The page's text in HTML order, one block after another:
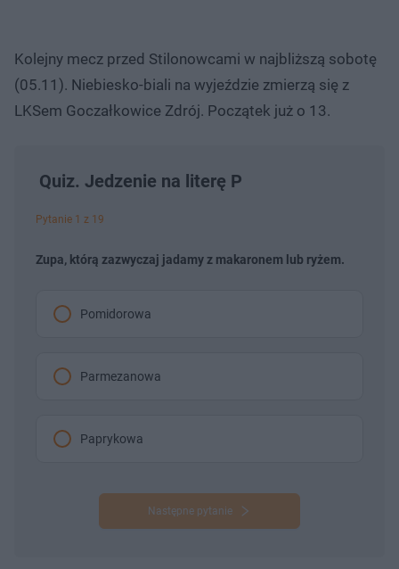
Kolejny mecz przed Stilonowcami w najbliższą sobotę
(05.11). Niebiesko-biali na wyjeździe zmierzą się z
LKSem Goczałkowice Zdrój. Początek już o 13.
Quiz. Jedzenie na literę P
Pytanie 1 z 19
Zupa, którą zazwyczaj jadamy z makaronem lub ryżem.
Pomidorowa
Parmezanowa
Paprykowa
Następne pytanie